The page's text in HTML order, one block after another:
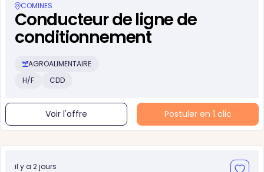
COMINES
Conducteur de ligne de
conditionnement
AGROALIMENTAIRE
H/F
CDD
Voir l'offre Postuler en 1 clic
il y a 2 jours